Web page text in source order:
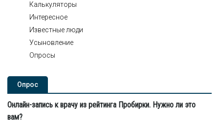
Калькуляторы
Интересное
Известные люди
Усыновление
Опросы
Опроc
Онлайн-запись к врачу из рейтинга Пробирки. Нужно ли это
вам?